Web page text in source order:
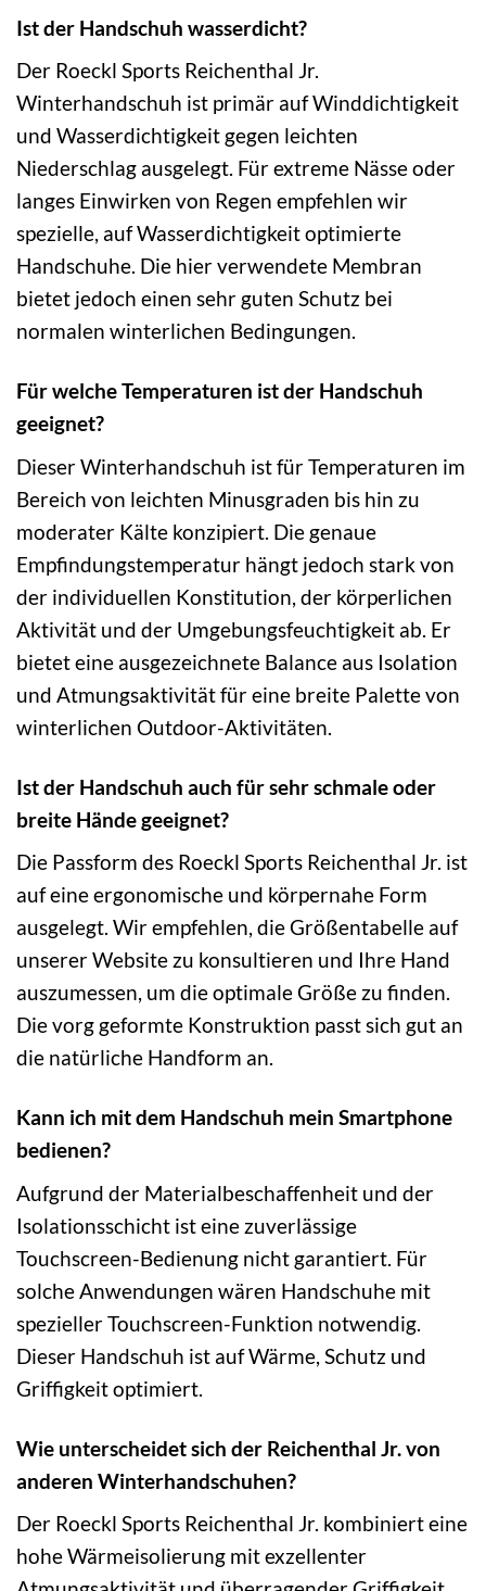
Ist der Handschuh wasserdicht?
Der Roeckl Sports Reichenthal Jr.
Winterhandschuh ist primär auf Winddichtigkeit
und Wasserdichtigkeit gegen leichten
Niederschlag ausgelegt. Für extreme Nässe oder
langes Einwirken von Regen empfehlen wir
spezielle, auf Wasserdichtigkeit optimierte
Handschuhe. Die hier verwendete Membran
bietet jedoch einen sehr guten Schutz bei
normalen winterlichen Bedingungen.
Für welche Temperaturen ist der Handschuh
geeignet?
Dieser Winterhandschuh ist für Temperaturen im
Bereich von leichten Minusgraden bis hin zu
moderater Kälte konzipiert. Die genaue
Empfindungstemperatur hängt jedoch stark von
der individuellen Konstitution, der körperlichen
Aktivität und der Umgebungsfeuchtigkeit ab. Er
bietet eine ausgezeichnete Balance aus Isolation
und Atmungsaktivität für eine breite Palette von
winterlichen Outdoor-Aktivitäten.
Ist der Handschuh auch für sehr schmale oder
breite Hände geeignet?
Die Passform des Roeckl Sports Reichenthal Jr. ist
auf eine ergonomische und körpernahe Form
ausgelegt. Wir empfehlen, die Größentabelle auf
unserer Website zu konsultieren und Ihre Hand
auszumessen, um die optimale Größe zu finden.
Die vorg geformte Konstruktion passt sich gut an
die natürliche Handform an.
Kann ich mit dem Handschuh mein Smartphone
bedienen?
Aufgrund der Materialbeschaffenheit und der
Isolationsschicht ist eine zuverlässige
Touchscreen-Bedienung nicht garantiert. Für
solche Anwendungen wären Handschuhe mit
spezieller Touchscreen-Funktion notwendig.
Dieser Handschuh ist auf Wärme, Schutz und
Griffigkeit optimiert.
Wie unterscheidet sich der Reichenthal Jr. von
anderen Winterhandschuhen?
Der Roeckl Sports Reichenthal Jr. kombiniert eine
hohe Wärmeisolierung mit exzellenter